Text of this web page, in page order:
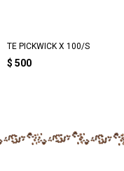
TE PICKWICK X 100/S
$ 500